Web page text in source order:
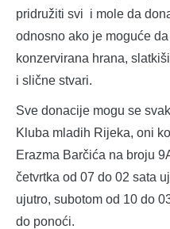
pridružiti svi i mole da
odnosno ako je moguće
konzervirana hrana,
i slične stvari.
Sve donacije mogu se
Kluba mladih Rijeka, oni
Erazma Barčića na broju
četvrtka od 07 do 02 sata
ujutro, subotom od 10 do
do ponoći.